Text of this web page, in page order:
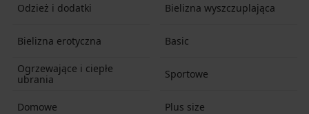
Odzież i dodatki Bielizna wyszczuplająca
Bielizna erotyczna Basic
Ogrzewające i ciepłe
ubrania
Sportowe
Domowe Plus size